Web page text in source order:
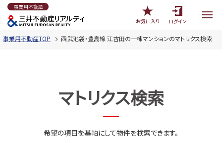
事業用不動産
お気に入り
ログイン
事業用不動産TOP 西武池袋・豊島線 江古田の一棟マンションのマトリクス検索
マトリクス検索
希望の項目を基軸にして物件を検索できます。